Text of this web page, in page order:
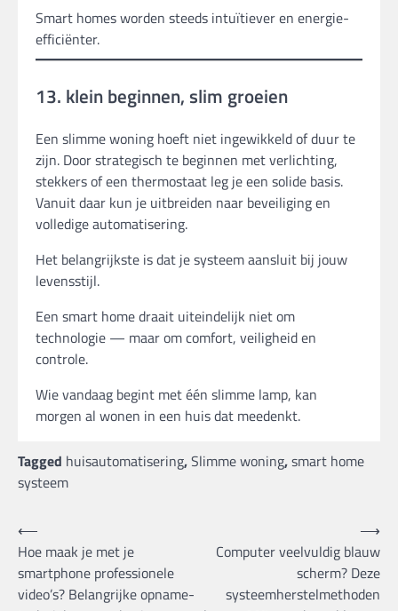
Smart homes worden steeds intuïtiever en energie-
efficiënter.
13. klein beginnen, slim groeien
Een slimme woning hoeft niet ingewikkeld of duur te
zijn. Door strategisch te beginnen met verlichting,
stekkers of een thermostaat leg je een solide basis.
Vanuit daar kun je uitbreiden naar beveiliging en
volledige automatisering.
Het belangrijkste is dat je systeem aansluit bij jouw
levensstijl.
Een smart home draait uiteindelijk niet om
technologie — maar om comfort, veiligheid en
controle.
Wie vandaag begint met één slimme lamp, kan
morgen al wonen in een huis dat meedenkt.
Tagged huisautomatisering,Slimme woning,smart home
systeem
Bericht
navigatie
⟵
Hoe maak je met je
smartphone professionele
video’s? Belangrijke opname-
Computer veelvuldig blauw
scherm? Deze
systeemherstelmethoden
⟶